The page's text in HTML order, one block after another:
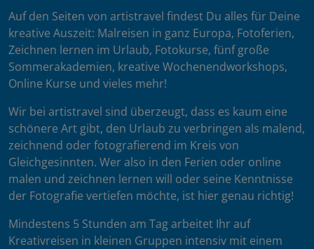
Auf den Seiten von artistravel findest Du alles für Deine
kreative Auszeit: Malreisen in ganz Europa, Fotoferien,
Zeichnen lernen im Urlaub, Fotokurse, fünf große
Sommerakademien, kreative Wochenendworkshops,
Online Kurse und vieles mehr!
Wir bei artistravel sind überzeugt, dass es kaum eine
schönere Art gibt, den Urlaub zu verbringen als malend,
zeichnend oder fotografierend im Kreis von
Gleichgesinnten. Wer also in den Ferien oder online
malen und zeichnen lernen will oder seine Kenntnisse
der Fotografie vertiefen möchte, ist hier genau richtig!
Mindestens 5 Stunden am Tag arbeitet Ihr auf
Kreativreisen in kleinen Gruppen intensiv mit einem